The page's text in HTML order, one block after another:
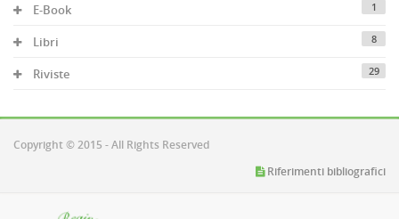
E-Book 1
Libri 8
Riviste 29
Copyright © 2015 - All Rights Reserved
Riferimenti bibliografici